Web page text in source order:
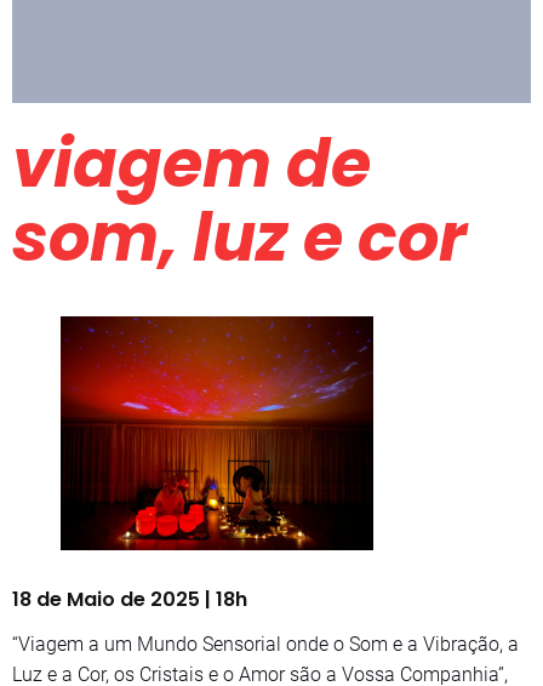
viagem de
som, luz e cor
18 de Maio de 2025 | 18h
“Viagem a um Mundo Sensorial onde o Som e a Vibração, a
Luz e a Cor, os Cristais e o Amor são a Vossa Companhia”,